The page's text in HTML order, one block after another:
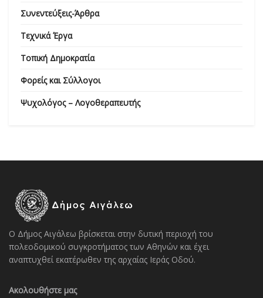
Συνεντεύξεις-Άρθρα
Τεχνικά Έργα
Τοπική Δημοκρατία
Φορείς και Σύλλογοι
Ψυχολόγος – Λογοθεραπευτής
Ο Δήμος Αιγάλεω βρίσκεται στην δυτική περιοχή του
πολεοδομικού συγκροτήματος των Αθηνών και έχει
αναπτυχθεί εκατέρωθεν της αρχαίας Ιεράς Οδού.
Ακολουθήστε μας